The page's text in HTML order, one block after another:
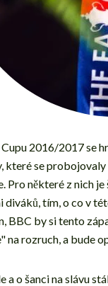
2016/2017 se
které se
Pro některé z nich
diváků, tím, o co v
BBC by si tento
na rozruch, a bude
a o šanci na slávu